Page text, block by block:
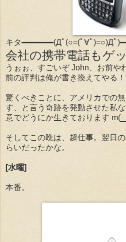
キタ━━━━(Дﾟ(○=(ﾟ∀ﾟ)=○)Д
会社の携帯電話もゲ
うぉぉ、すごいぞ John、お前や
前の評判は俺が書き換えてやる！
驚くべきことに、アメリカでの
す、と言う奇跡を発動させた私
意でどうにか生きております
そしてこの晩は、超仕事。翌日
らいだったかな。
[水曜]
本番。